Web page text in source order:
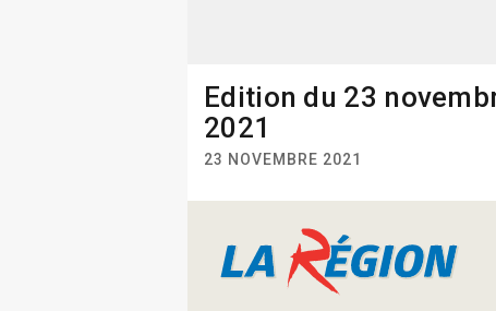
Edition du 23
2021
23 NOVEMBRE 2021